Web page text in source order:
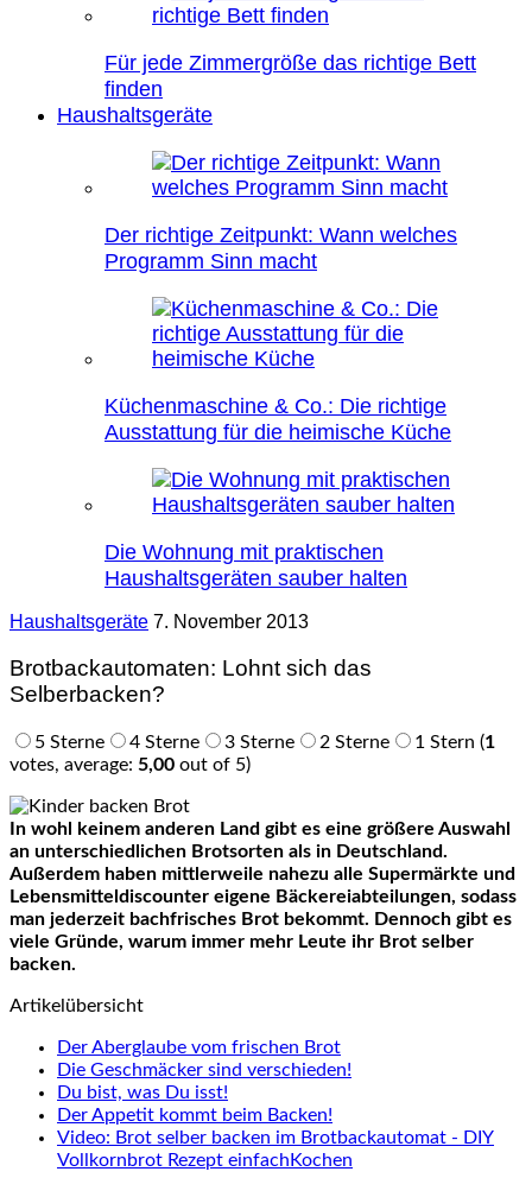
Für jede Zimmergröße das richtige Bett
finden
Haushaltsgeräte
Der richtige Zeitpunkt: Wann welches
Programm Sinn macht
Küchenmaschine & Co.: Die richtige
Ausstattung für die heimische Küche
Die Wohnung mit praktischen
Haushaltsgeräten sauber halten
Haushaltsgeräte 7. November 2013
Brotbackautomaten: Lohnt sich das
Selberbacken?
5 Sterne 4 Sterne 3 Sterne 2 Sterne 1 Stern (1
votes, average: 5,00 out of 5)
In wohl keinem anderen Land gibt es eine größere Auswahl
an unterschiedlichen Brotsorten als in Deutschland.
Außerdem haben mittlerweile nahezu alle Supermärkte und
Lebensmitteldiscounter eigene Bäckereiabteilungen, sodass
man jederzeit bachfrisches Brot bekommt. Dennoch gibt es
viele Gründe, warum immer mehr Leute ihr Brot selber
backen.
Artikelübersicht
Der Aberglaube vom frischen Brot
Die Geschmäcker sind verschieden!
Du bist, was Du isst!
Der Appetit kommt beim Backen!
Video: Brot selber backen im Brotbackautomat - DIY
Vollkornbrot Rezept einfachKochen